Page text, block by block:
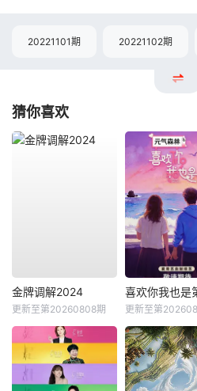
20221101期 20221102期
猜你喜欢
金牌调解2024
更新至第20260808期
喜欢你我也是
更新至第